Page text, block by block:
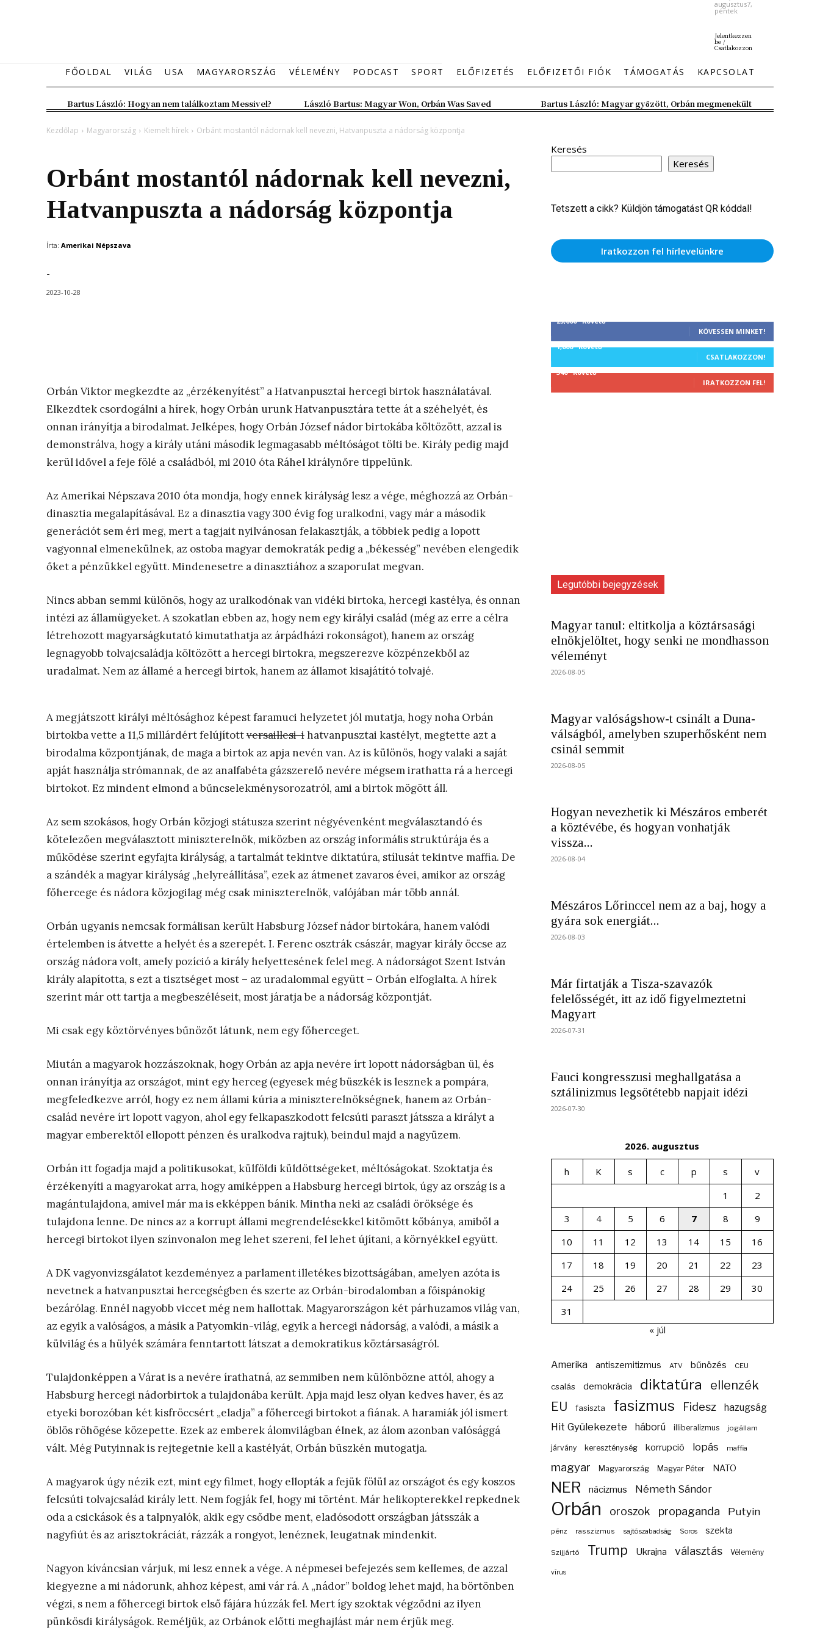
augusztus7,
péntek
Jelentkezzen
be /
Csatlakozzon
FŐOLDAL VILÁG USA MAGYARORSZÁG VÉLEMÉNY PODCAST SPORT ELŐFIZETÉS ELŐFIZETŐI FIÓK TÁMOGATÁS KAPCSOLAT
Bartus László: Hogyan nem találkoztam Messivel? László Bartus: Magyar Won, Orbán Was Saved Bartus László: Magyar győzött, Orbán megmenekült
Kezdőlap Magyarország Kiemelt hírek Orbánt mostantól nádornak kell nevezni, Hatvanpuszta a nádorság központja
Orbánt mostantól nádornak kell nevezni,
Hatvanpuszta a nádorság központja
Írta: Amerikai Népszava
-
2023-10-28
Orbán Viktor megkezdte az „érzékenyítést” a Hatvanpusztai hercegi birtok használatával.
Elkezdtek csordogálni a hírek, hogy Orbán urunk Hatvanpusztára tette át a széhelyét, és
onnan irányítja a birodalmat. Jelképes, hogy Orbán József nádor birtokába költözött, azzal is
demonstrálva, hogy a király utáni második legmagasabb méltóságot tölti be. Király pedig majd
kerül idővel a feje fölé a családból, mi 2010 óta Ráhel királynőre tippelünk.
Az Amerikai Népszava 2010 óta mondja, hogy ennek királyság lesz a vége, méghozzá az Orbán-
dinasztia megalapításával. Ez a dinasztia vagy 300 évig fog uralkodni, vagy már a második
generációt sem éri meg, mert a tagjait nyilvánosan felakasztják, a többiek pedig a lopott
vagyonnal elmenekülnek, az ostoba magyar demokraták pedig a „békesség” nevében elengedik
őket a pénzükkel együtt. Mindenesetre a dinasztiához a szaporulat megvan.
Nincs abban semmi különös, hogy az uralkodónak van vidéki birtoka, hercegi kastélya, és onnan
intézi az államügyeket. A szokatlan ebben az, hogy nem egy királyi család (még az erre a célra
létrehozott magyarságkutató kimutathatja az árpádházi rokonságot), hanem az ország
legnagyobb tolvajcsaládja költözött a hercegi birtokra, megszerezve közpénzekből az
uradalmat. Nem az államé a hercegi birtok, hanem az államot kisajátító tolvajé.
A megjátszott királyi méltósághoz képest faramuci helyzetet jól mutatja, hogy noha Orbán
birtokba vette a 11,5 millárdért felújítottversaillesi-ihatvanpusztai kastélyt, megtette azt a
birodalma központjának, de maga a birtok az apja nevén van. Az is különös, hogy valaki a saját
apját használja strómannak, de az analfabéta gázszerelő nevére mégsem irathatta rá a hercegi
birtokot. Ez mindent elmond a bűncselekménysorozatról, ami a birtok mögött áll.
Az sem szokásos, hogy Orbán közjogi státusza szerint négyévenként megválasztandó és
kötelezően megválasztott miniszterelnök, miközben az ország informális struktúrája és a
működése szerint egyfajta királyság, a tartalmát tekintve diktatúra, stílusát tekintve maffia. De
a szándék a magyar királyság „helyreállítása”, ezek az átmenet zavaros évei, amikor az ország
főhercege és nádora közjogilag még csak miniszterelnök, valójában már több annál.
Orbán ugyanis nemcsak formálisan került Habsburg József nádor birtokára, hanem valódi
értelemben is átvette a helyét és a szerepét. I. Ferenc osztrák császár, magyar király öccse az
ország nádora volt, amely pozíció a király helyettesének felel meg. A nádorságot Szent István
király alapította, s ezt a tisztséget most – az uradalommal együtt – Orbán elfoglalta. A hírek
szerint már ott tartja a megbeszéléseit, most járatja be a nádorság központját.
Mi csak egy köztörvényes bűnözőt látunk, nem egy főherceget.
Miután a magyarok hozzászoknak, hogy Orbán az apja nevére írt lopott nádorságban ül, és
onnan irányítja az országot, mint egy herceg (egyesek még büszkék is lesznek a pompára,
megfeledkezve arról, hogy ez nem állami kúria a miniszterelnökségnek, hanem az Orbán-
család nevére írt lopott vagyon, ahol egy felkapaszkodott felcsúti paraszt játssza a királyt a
magyar emberektől ellopott pénzen és uralkodva rajtuk), beindul majd a nagyüzem.
Orbán itt fogadja majd a politikusokat, külföldi küldöttségeket, méltóságokat. Szoktatja és
érzékenyíti a magyarokat arra, hogy amiképpen a Habsburg hercegi birtok, úgy az ország is a
magántulajdona, amivel már ma is ekképpen bánik. Mintha neki az családi öröksége és
tulajdona lenne. De nincs az a korrupt állami megrendelésekkel kitömött kőbánya, amiből a
hercegi birtokot ilyen színvonalon meg lehet szereni, fel lehet újítani, a környékkel együtt.
A DK vagyonvizsgálatot kezdeményez a parlament illetékes bizottságában, amelyen azóta is
nevetnek a hatvanpusztai hercegségben és szerte az Orbán-birodalomban a főispánokig
bezárólag. Ennél nagyobb viccet még nem hallottak. Magyarországon két párhuzamos világ van,
az egyik a valóságos, a másik a Patyomkin-világ, egyik a hercegi nádorság, a valódi, a másik a
külvilág és a hülyék számára fenntartott látszat a demokratikus köztársaságról.
Tulajdonképpen a Várat is a nevére írathatná, az semmiben nem különbözne attól, ahogy a
Habsburg hercegi nádorbirtok a tulajdonába került. Apja majd lesz olyan kedves haver, és az
etyeki borozóban két kisfröccsért „eladja” a főhercegi birtokot a fiának. A haramiák jól ismert
öblös röhögése közepette. Ezek az emberek álomvilágban élnek, az álom azonban valósággá
vált. Még Putyinnak is rejtegetnie kell a kastélyát, Orbán büszkén mutogatja.
A magyarok úgy nézik ezt, mint egy filmet, hogy ellopták a fejük fölül az országot és egy koszos
felcsúti tolvajcsalád király lett. Nem fogják fel, hogy mi történt. Már helikopterekkel repkednek
oda a csickások és a talpnyalók, akik egy csődbe ment, eladósodott országban játsszák a
nagyfiút és az arisztokráciát, rázzák a rongyot, lenéznek, leugatnak mindenkit.
Nagyon kíváncsian várjuk, mi lesz ennek a vége. A népmesei befejezés sem kellemes, de azzal
kiegyezne a mi nádorunk, ahhoz képest, ami vár rá. A „nádor” boldog lehet majd, ha börtönben
végzi, s nem a főhercegi birtok első fájára húzzák fel. Mert így szoktak végződni az ilyen
pünkösdi királyságok. Reméljük, az Orbánok előtti meghajlást már nem érjük meg.
Keresés
Keresés
Tetszett a cikk? Küldjön támogatást QR kóddal!
Iratkozzon fel hírlevelünkre
25,000 Követő
KÖVESSEN MINKET!
1,000 Követő
CSATLAKOZZON!
340 Követő
IRATKOZZON FEL!
Legutóbbi bejegyzések
Magyar tanul: eltitkolja a köztársasági
elnökjelöltet, hogy senki ne mondhasson
véleményt
2026-08-05
Magyar valóságshow-t csinált a Duna-
válságból, amelyben szuperhősként nem
csinál semmit
2026-08-05
Hogyan nevezhetik ki Mészáros emberét
a köztévébe, és hogyan vonhatják
vissza...
2026-08-04
Mészáros Lőrinccel nem az a baj, hogy a
gyára sok energiát...
2026-08-03
Már firtatják a Tisza-szavazók
felelősségét, itt az idő figyelmeztetni
Magyart
2026-07-31
Fauci kongresszusi meghallgatása a
sztálinizmus legsötétebb napjait idézi
2026-07-30
2026. augusztus
h K s c p s
v
1
2
3
4 5 6 7 8
9
10
11 12 13 14 15
16
17
18 19 20 21 22
23
24
25 26 27 28 29
30
31
« júl
Amerika antiszemitizmus ATV bűnözés CEU
csalás demokrácia diktatúra ellenzék
EU fasiszta fasizmus Fidesz hazugság
Hit Gyülekezete háború illiberalizmus jogállam
járvány kereszténység korrupció lopás maffia
magyar Magyarország Magyar Péter NATO
NER nácizmus Németh Sándor
Orbán oroszok propaganda Putyin
pénz rasszizmus sajtószabadság Soros szekta
Szijjártó Trump Ukrajna választás Vélemény
vírus